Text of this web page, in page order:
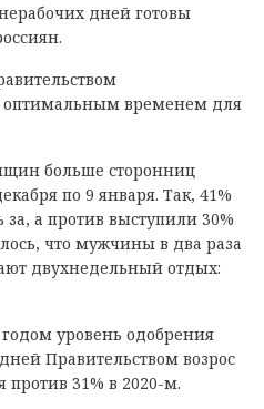
дней готовы
оптимальным временем для
больше сторонниц
по 9 января. Так, 41%
а против выступили 30%
что мужчины в два раза
двухнедельный отдых:
уровень одобрения
Правительством возрос
против 31% в 2020-м.